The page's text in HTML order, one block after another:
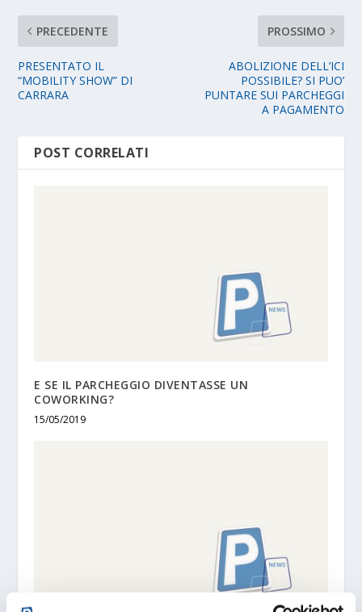
PRECEDENTE
PRESENTATO IL
“MOBILITY SHOW” DI
CARRARA
PROSSIMO
ABOLIZIONE DELL’ICI
POSSIBILE? SI PUO’
PUNTARE SUI PARCHEGGI
A PAGAMENTO
POST CORRELATI
E SE IL PARCHEGGIO DIVENTASSE UN
COWORKING?
15/05/2019